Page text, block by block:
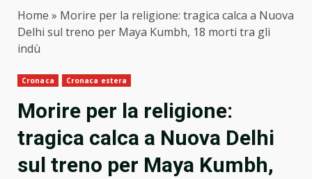
Home » Morire per la religione: tragica calca a Nuova
Delhi sul treno per Maya Kumbh, 18 morti tra gli
indù
Cronaca Cronaca estera
Morire per la religione:
tragica calca a Nuova Delhi
sul treno per Maya Kumbh,